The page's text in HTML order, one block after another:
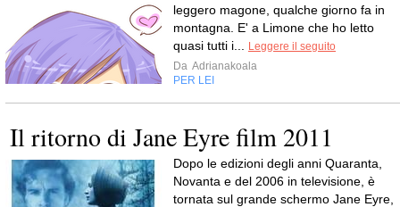
leggero magone, qualche giorno fa in
montagna. E' a Limone che ho letto
quasi tutti i...
Leggere il seguito
Da Adrianakoala
PER LEI
Il ritorno di Jane Eyre film 2011
Dopo le edizioni degli anni Quaranta,
Novanta e del 2006 in televisione, è
tornata sul grande schermo Jane Eyre,